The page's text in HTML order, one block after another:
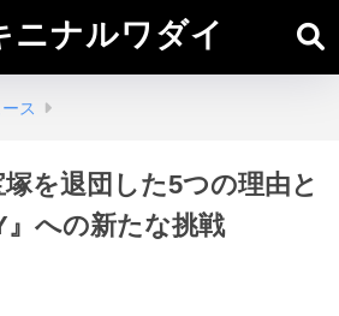
ニナルワダイ
ス
塚を退団した5つの理由と
』への新たな挑戦